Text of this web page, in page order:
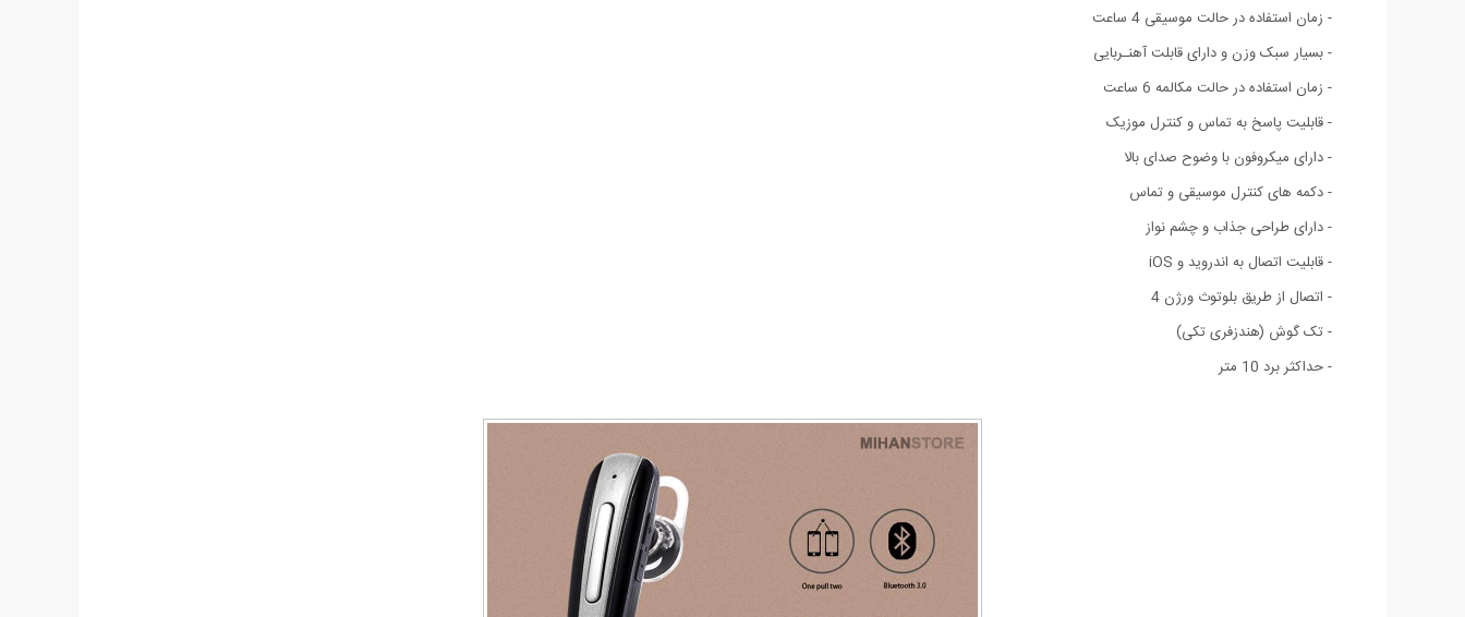
- زمان استفاده در حالت موسیقی 4 ساعت
- بسیار سبک وزن و دارای قابلت آهنـربایی
- زمان استفاده در حالت مکالمه 6 ساعت
- قابلیت پاسخ به تماس و کنترل موزیک
- دارای میکروفون با وضوح صدای بالا
- دکمه های کنترل موسیقی و تماس
- دارای طراحی جذاب و چشم نواز
- قابلیت اتصال به اندروید و iOS
- اتصال از طریق بلوتوث ورژن 4
- تک گوش (هندزفری تکی)
- حداکثر برد 10 متر